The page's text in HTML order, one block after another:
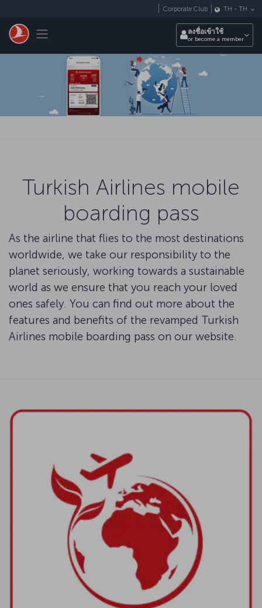
Toggle navigation
Corporate Club TH - TH
ลงชื่อเข้าใช้
or become a member
Turkish Airlines mobile
boarding pass
As the airline that flies to the most destinations
worldwide, we take our responsibility to the
planet seriously, working towards a sustainable
world as we ensure that you reach your loved
ones safely. You can find out more about the
features and benefits of the revamped Turkish
Airlines mobile boarding pass on our website.